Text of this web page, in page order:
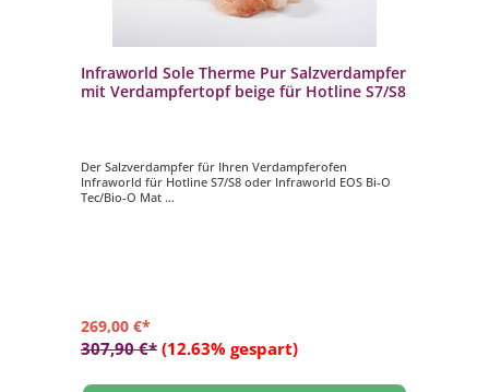
Infraworld Sole Therme Pur Salzverdampfer
mit Verdampfertopf beige für Hotline S7/S8
Der Salzverdampfer für Ihren Verdampferofen
Infraworld für Hotline S7/S8 oder Infraworld EOS Bi-O
Tec/Bio-O Mat
269,00 €*
307,90 €* (12.63% gespart)